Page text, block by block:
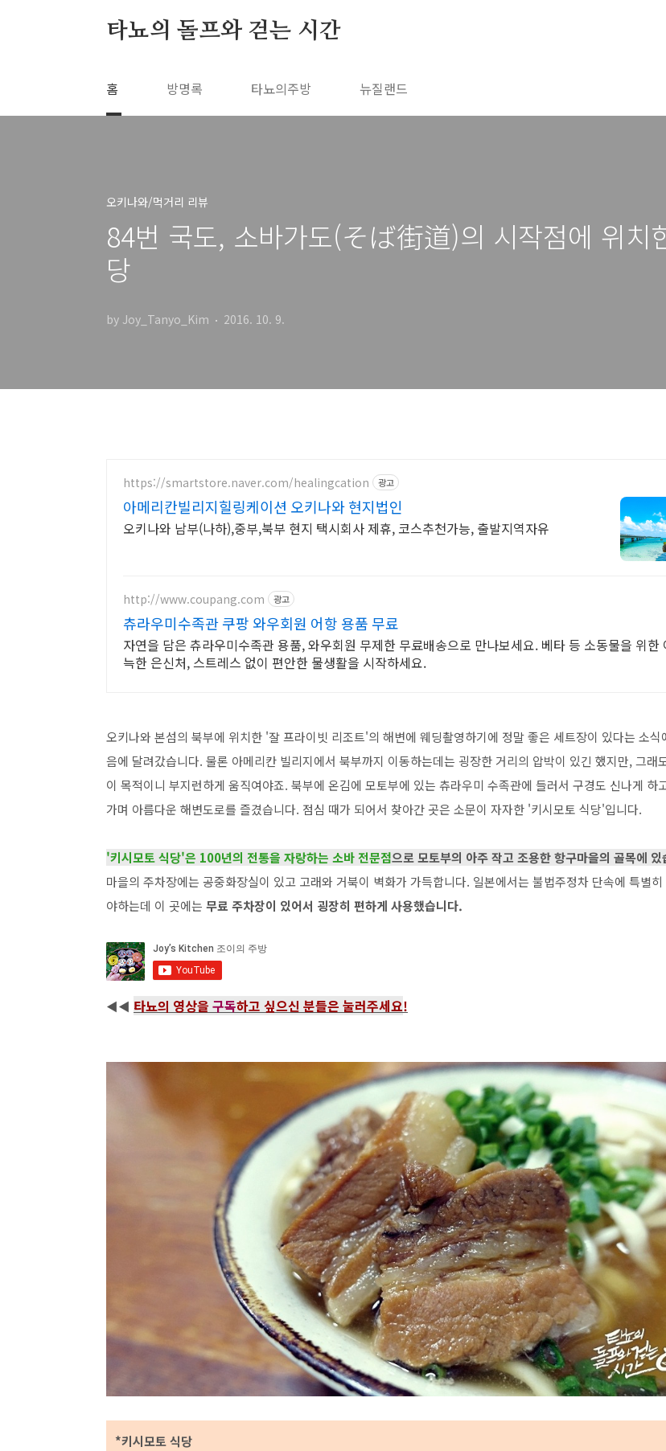
타뇨의 돌프와 걷는 시간
홈 방명록 타뇨의주방 뉴질랜드
오키나와/먹거리 리뷰
84번 국도, 소바가도(そば街道)의 시작점에 위치
당
by Joy_Tanyo_Kim 2016. 10. 9.
https://smartstore.naver.com/healingcation 광고
아메리칸빌리지힐링케이션 오키나와 현지법인
오키나와 남부(나하),중부,북부 현지 택시회사 제휴, 코스추천가능, 출발지역자유
http://www.coupang.com 광고
츄라우미수족관 쿠팡 와우회원 어항 용품 무료
자연을 담은 츄라우미수족관 용품, 와우회원 무제한 무료배송으로 만나보세요. 베타 등 소동물을 위한
늑한 은신처, 스트레스 없이 편안한 물생활을 시작하세요.
오키나와 본섬의 북부에 위치한 '잘 프라이빗 리조트'의 해변에 웨딩촬영하기에 정말 좋은 세트장이 있다는 소식
음에 달려갔습니다. 물론 아메리칸 빌리지에서 북부까지 이동하는데는 굉장한 거리의 압박이 있긴 했지만, 그래
이 목적이니 부지런하게 움직여야죠. 북부에 온김에 모토부에 있는 츄라우미 수족관에 들러서 구경도 신나게 하
가며 아름다운 해변도로를 즐겼습니다. 점심 때가 되어서 찾아간 곳은 소문이 자자한 '키시모토 식당'입니다.
'키시모토 식당'은 100년의 전통을 자랑하는 소바 전문점으로모토부의 아주 작고 조용한 항구마을의 골목에 있
마을의 주차장에는 공중화장실이 있고 고래와 거북이 벽화가 가득합니다. 일본에서는 불법주정차 단속에 특별히
야하는데 이 곳에는 무료 주차장이 있어서 굉장히 편하게 사용했습니다.
◀◀ 타뇨의 영상을 구독하고 싶으신 분들은 눌러주세요!
*키시모토 식당